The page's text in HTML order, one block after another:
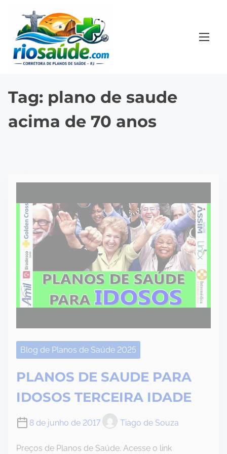
Tag: plano de saude
acima de 70 anos
Blog de Planos de Saúde 2025
PLANOS DE SAUDE PARA
IDOSOS TERCEIRA IDADE
8 de junho de 2017 Tiago de Souza
Preços de Planos de Saúde. Acesse o link